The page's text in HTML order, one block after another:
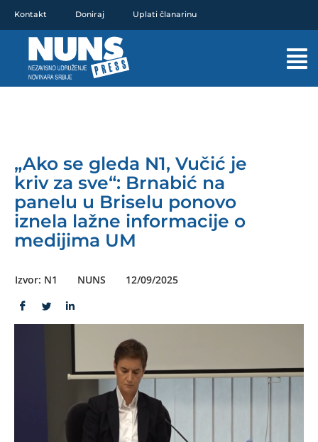
sadržaj
Kontakt Doniraj Uplati članarinu
„Ako se gleda N1, Vučić je
kriv za sve“: Brnabić na
panelu u Briselu ponovo
iznela lažne informacije o
medijima UM
Izvor: N1 NUNS 12/09/2025